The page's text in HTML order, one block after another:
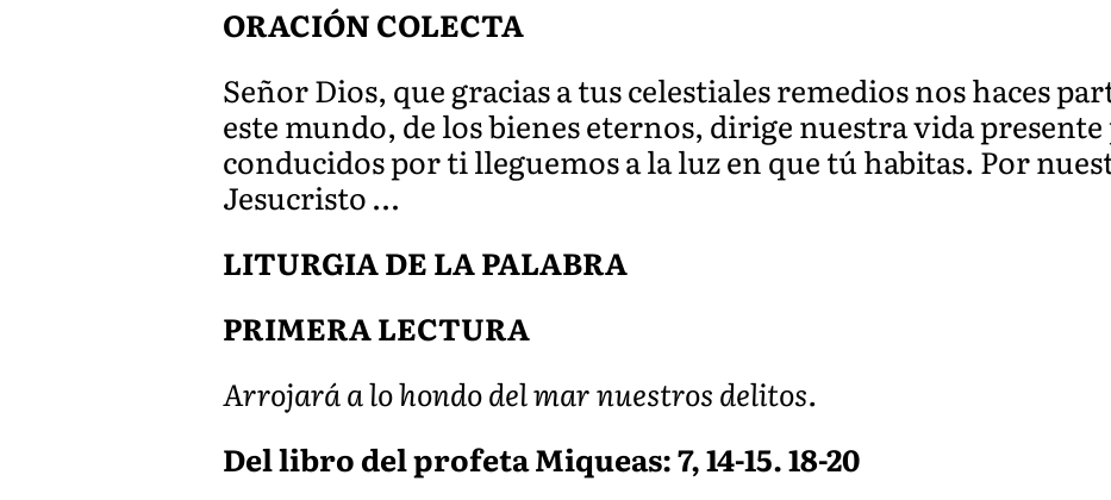
ORACIÓN COLECTA
Señor Dios, que gracias a tus celestiales remedios nos haces
este mundo, de los bienes eternos, dirige nuestra vida presente
conducidos por ti lleguemos a la luz en que tú habitas. Por
Jesucristo …
LITURGIA DE LA PALABRA
PRIMERA LECTURA
Arrojará a lo hondo del mar nuestros delitos.
Del libro del profeta Miqueas: 7, 14-15. 18-20